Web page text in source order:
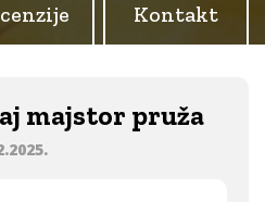
Kontakt
majstor pruža